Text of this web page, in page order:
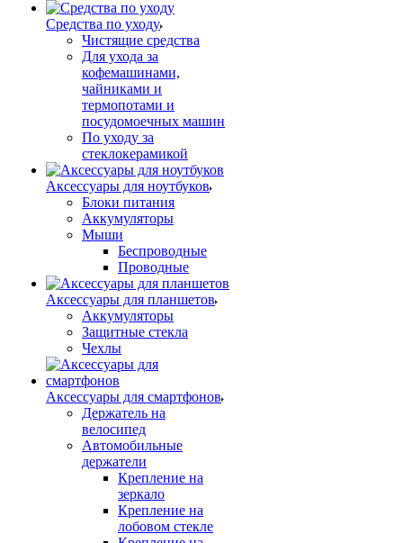
Средства по уходу
Чистящие средства
Для ухода за
кофемашинами,
чайниками и
термопотами и
посудомоечных машин
По уходу за
стеклокерамикой
Аксессуары для ноутбуков
Блоки питания
Аккумуляторы
Мыши
Беспроводные
Проводные
Аксессуары для планшетов
Аккумуляторы
Защитные стекла
Чехлы
Аксессуары для смартфонов
Держатель на
велосипед
Автомобильные
держатели
Крепление на
зеркало
Крепление на
лобовом стекле